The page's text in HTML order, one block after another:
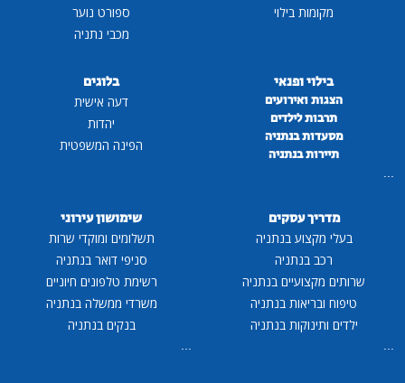
מקומות בילוי
ספורט נוער
מכבי נתניה
בילוי ופנאי
הצגות ואירועים
תרבות לילדים
מסעדות בנתניה
תיירות בנתניה
...
בלוגים
דעה אישית
יהדות
הפינה המשפטית
מדריך עסקים
בעלי מקצוע בנתניה
רכב בנתניה
שרותים מקצועיים בנתניה
טיפוח ובריאות בנתניה
ילדים ותינוקות בנתניה
...
שימושון עירוני
תשלומים ומוקדי שרות
סניפי דואר בנתניה
רשימת טלפונים חיוניים
משרדי ממשלה בנתניה
בנקים בנתניה
...